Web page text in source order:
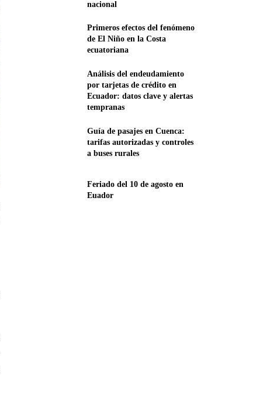
nacional
Primeros efectos del fenómeno
de El Niño en la Costa
ecuatoriana
Análisis del endeudamiento
por tarjetas de crédito en
Ecuador: datos clave y alertas
tempranas
Guía de pasajes en Cuenca:
tarifas autorizadas y controles
a buses rurales
Feriado del 10 de agosto en
Euador